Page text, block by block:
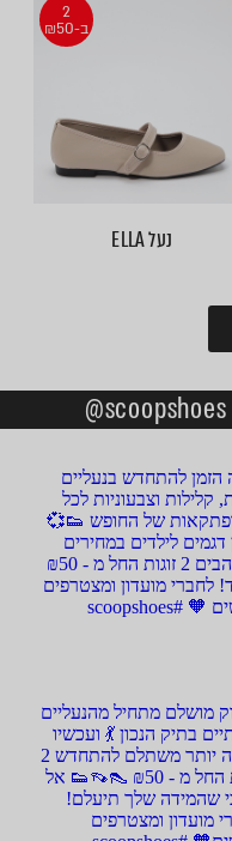
2
ב-₪50
נעל ELLA